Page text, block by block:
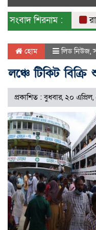
সংবাদ শিরনাম :
হোম লিড নিউজ,
লঞ্চে টিকিট
প্রকাশিত : বুধবার, ২০